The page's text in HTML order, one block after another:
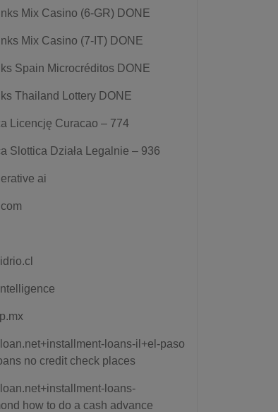
Mix Casino (6-GR) DONE
Mix Casino (7-IT) DONE
Spain Microcréditos DONE
Thailand Lottery DONE
Licencję Curacao – 774
Slottica Działa Legalnie – 936
ai
loans-il+el-paso
no credit check places
loans-
how to do a cash advance